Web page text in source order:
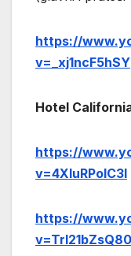
https://
v=_xj1ncF5hSY
Hotel
https://
v=4XluRPolC3I
https://
v=TrI21bZsQ80